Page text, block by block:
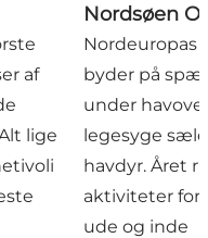
af
lige
Nordsøen
Nordeuropas
byder på
under
legesyge
havdyr. Året
aktiviteter for
ude og inde